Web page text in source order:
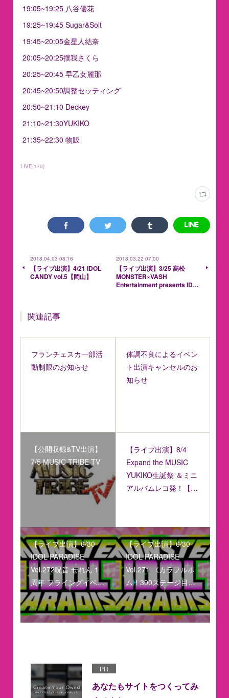
19:05~19:25 八谷優花
19:25~19:45 Sugar&Solt
19:45~20:05金星人結奈
20:05~20:25撲我さくら
20:25~20:45 早乙女麗那
20:45~20:50調整セッティング
20:50~21:10 Deckey
21:10~21:30YUKIKO
21:35~22:30 物販
LIVE(170)
2018.04.03 08:16
【ライブ出演】4/21 IDOL
CANDY vol.5【岡山】
2018.03.22 07:00
【ライブ出演】3/25 高松
MONSTER×VASH
Entertainment presents ID…
関連記事
フランチェスカ一部活
動制限のお知らせ
体調不良によるイベン
ト出演キャンセルのお
知らせ
【公開収録&TV出演】
7/5 MUSIC TRIBE TV
【ライブ出演】8/4
Expand the MUSIC
YUKIKO生誕祭 ＆ミニ
アルバムレコ発！【…
【ライブ出演】6/30
IDOL PARADISE
Vol.272呪音 せれん 1
周年 フライングイベ…
【ライブ出演】6/30
IDOL PARADISE
Vol.271 《カラフルボ
ム！300ステージ目…
PR
あなたもサイトをつくってみ